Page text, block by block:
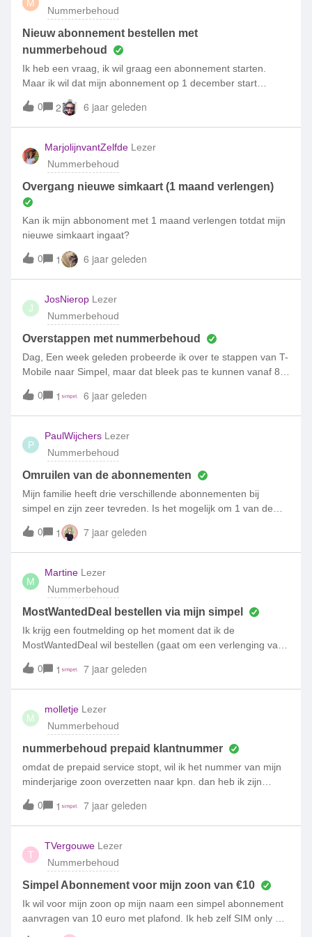
M
Nummerbehoud
Nieuw abonnement bestellen met
nummerbehoud
Ik heb een vraag, ik wil graag een abonnement starten.
Maar ik wil dat mijn abonnement op 1 december start
(2GB+250min+500sms met behoud van oude nummer)
0 2 6 jaar geleden
MarjolijnvantZelfde Lezer
Nummerbehoud
Overgang nieuwe simkaart (1 maand verlengen)
Kan ik mijn abbonoment met 1 maand verlengen totdat mijn
nieuwe simkaart ingaat?
0 1 6 jaar geleden
J
JosNierop Lezer
Nummerbehoud
Overstappen met nummerbehoud
Dag, Een week geleden probeerde ik over te stappen van T-
Mobile naar Simpel, maar dat bleek pas te kunnen vanaf 8
nog te lang liep. Deze aanvraag is dus gecanceld. Vandaag
heb ik opnieuw een sim-only bij Simpel aangevraagd met
nummerbehoud. Ik kreeg deze sms: "je overstap naar
Simpel is reeds aangevraagd. Binnen 2 werkdagen ontvang
je een e-mail met de overstapdatum." Ik heb dit keer niet de
"bevestig je 06-nummer" SMS ontvangen, dus ik denk dat er
0 1 6 jaar geleden
P
PaulWijchers Lezer
Nummerbehoud
Omruilen van de abonnementen
Mijn familie heeft drie verschillende abonnementen bij
simpel en zijn zeer tevreden. Is het mogelijk om 1 van de
abo's om te ruilen.
0 1 7 jaar geleden
M
Martine Lezer
Nummerbehoud
MostWantedDeal bestellen via mijn simpel
Ik krijg een foutmelding op het moment dat ik de
MostWantedDeal wil bestellen (gaat om een verlenging van
0 1 7 jaar geleden
M
molletje Lezer
Nummerbehoud
nummerbehoud prepaid klantnummer
omdat de prepaid service stopt, wil ik het nummer van mijn
minderjarige zoon overzetten naar kpn. dan heb ik zijn
omdat ik niet weet welk mailadres hij ooit heeft opgegeven.
hij kan geen sms sturen ter verificatie naar de kpn want zijn
beltegoed is op wat nu??????????
0 1 7 jaar geleden
T
TVergouwe Lezer
Nummerbehoud
Simpel Abonnement voor mijn zoon van €10
Ik wil voor mijn zoon op mijn naam een simpel abonnement
aanvragen van 10 euro met plafond. Ik heb zelf SIM only bij
T-Mobile. Als ik nu op mijn naam een abonnement